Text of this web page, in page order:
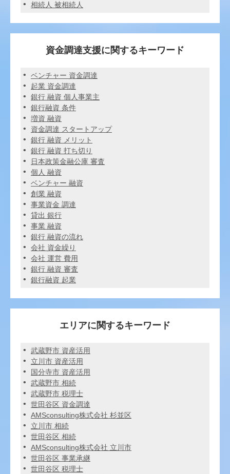
相続人 被相続人
資金調達支援に関するキーワード
ベンチャー 資金調達
起業 資金調達
銀行 融資 個人事業主
銀行融資 条件
増資 融資
資金調達 スタートアップ
銀行 融資 メリット
銀行 融資 打ち切り
日本政策金融公庫 審査
個人 融資
ベンチャー 融資
創業 融資
事業資金 調達
貸出 銀行
事業 融資
銀行 融資の流れ
会社 資金繰り
会社 運営 費用
銀行 融資 審査
銀行融資 起業
エリアに関するキーワード
武蔵野市 資産活用
立川市 資産活用
国分寺市 資産活用
武蔵野市 相続
武蔵野市 税理士
世田谷区 資金調達
AMSconsulting株式会社 杉並区
立川市 相続
世田谷区 相続
AMSconsulting株式会社 立川市
世田谷区 事業承継
世田谷区 税理士